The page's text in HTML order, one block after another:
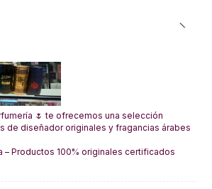
🌷 te ofrecemos una selección
de diseñador originales y fragancias árabes
– Productos 100% originales certificados